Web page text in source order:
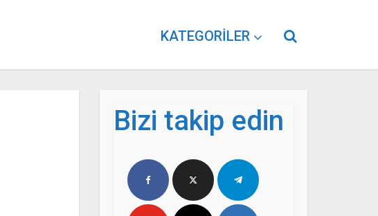
KATEGORILER
Bizi takip edin